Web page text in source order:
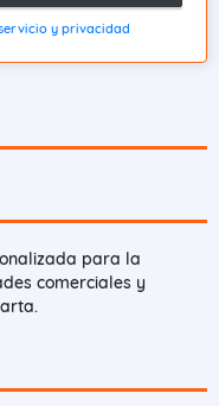
y privacidad
para la
comerciales y